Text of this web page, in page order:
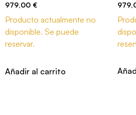
979,00 €
Producto actualmente no
disponible. Se puede
reservar.
Añadir al carrito